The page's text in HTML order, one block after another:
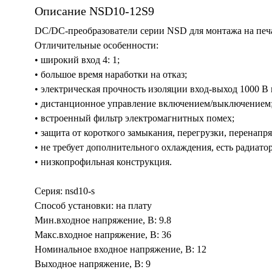
Описание NSD10-12S9
DC/DC-преобразователи серии NSD для монтажа на
Отличительные особенности:
• широкий вход 4: 1;
• большое время наработки на отказ;
• электрическая прочность изоляции вход-выход 1000
• дистанционное управление включением/
• встроенный фильтр электромагнитных помех;
• защита от короткого замыкания, перегрузки,
• не требует дополнительного охлаждения, есть
• низкопрофильная конструкция.
Серия: nsd10-s
Способ установки: на плату
Мин.входное напряжение, В: 9.8
Макс.входное напряжение, В: 36
Номинальное входное напряжение, В: 12
Выходное напряжение, В: 9